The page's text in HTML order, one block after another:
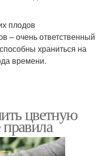
плодов
– очень ответственный
храниться на
времени.
цветную